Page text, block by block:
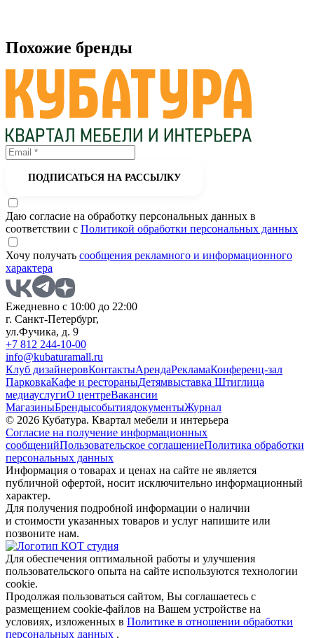
Похожие бренды
ПОДПИСАТЬСЯ НА РАССЫЛКУ
Даю согласие на обработку персональных данных в
соответствии с Политикой обработки персональных данных
Хочу получать сообщения рекламного и информационного
характера
Ежедневно с 10:00 до 22:00
г. Санкт-Петербург,
ул.Фучика, д. 9
+7 812 244-10-00
info@kubaturamall.ru
Клуб дизайнеровКонтактыАрендаРекламаКонференц-зал
ПарковкаКафе и рестораныДетямвыставка Штиглица
медиауслугиО центреВакансии
МагазиныБрендысобытиядокументыЖурнал
© 2026 Кубатура. Квартал мебели и интерьера
Согласие на получение информационных
сообщенийПользовательское соглашениеПолитика обработки
персональных данных
Информация о товарах и ценах на сайте не является
публичной офертой, носит исключительно информационный
характер.
Для получения подробной информации о наличии
и стоимости указанных товаров и услуг напишите или
позвоните нам.
Для обеспечения оптимальной работы и улучшения
пользовательского опыта на сайте используются технологии
cookie.
Продолжая пользоваться сайтом, Вы соглашаетесь с
размещением cookie-файлов на Вашем устройстве на
условиях, изложенных в Политике в отношении обработки
персональных данных .